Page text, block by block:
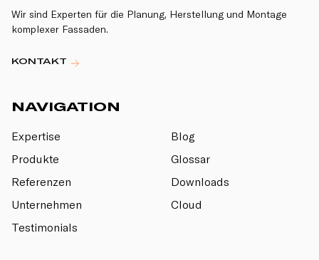
Wir sind Experten für die Planung, Herstellung und Montage
komplexer Fassaden.
KONTAKT
NAVIGATION
Expertise
Produkte
Referenzen
Unternehmen
Testimonials
Blog
Glossar
Downloads
Cloud